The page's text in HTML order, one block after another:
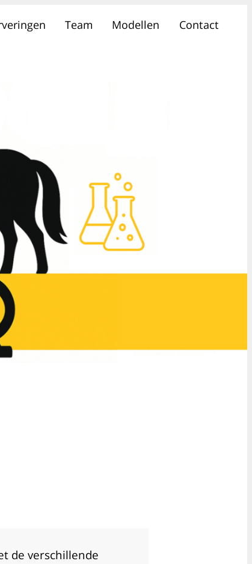
Team Modellen Contact
de verschillende